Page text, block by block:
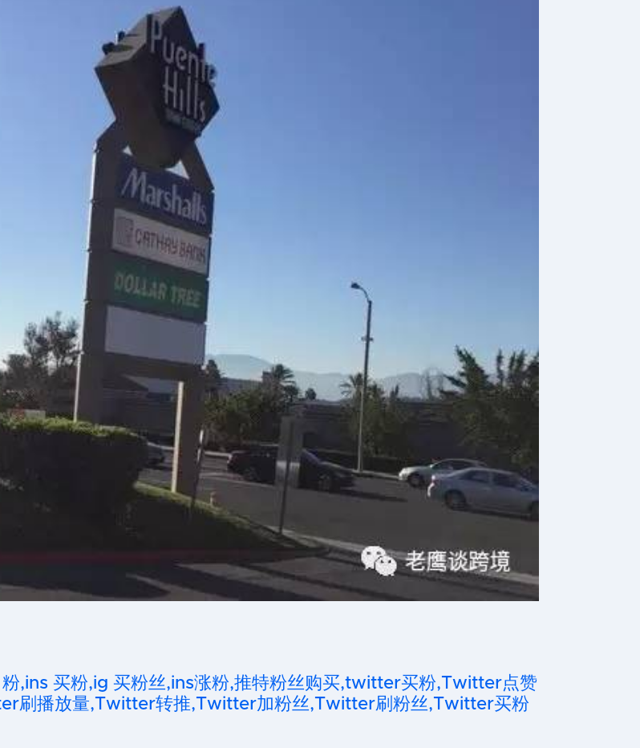
,ins 买粉,ig 买粉丝,ins涨粉,推特粉丝购买,twitter买粉,Twitter点赞
刷播放量,Twitter转推,Twitter加粉丝,Twitter刷粉丝,Twitter买粉